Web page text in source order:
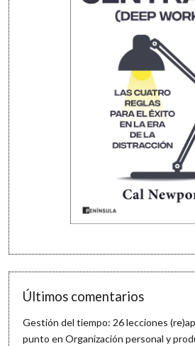
Últimos comentarios
Gestión del tiempo: 26 lecciones
punto enOrganización personal y